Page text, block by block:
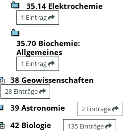
35.14 Elektrochemie
1 Eintrag
35.70 Biochemie:
Allgemeines
1 Eintrag
38 Geowissenschaften
28 Einträge
39 Astronomie 2 Einträge
42 Biologie 135 Einträge